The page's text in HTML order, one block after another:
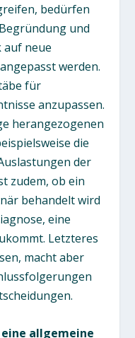
bedürfen
und
auf neue
werden.
für
anzupassen.
herangezogenen
die
der
zudem, ob ein
behandelt wird
eine
Letzteres
macht aber
allgemeine